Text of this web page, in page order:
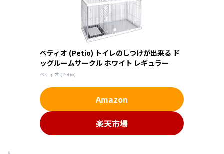
ペティオ (Petio) トイレのしつけが出来る ド
ッグルームサークル ホワイト レギュラー
ペティオ (Petio)
Amazon
楽天市場